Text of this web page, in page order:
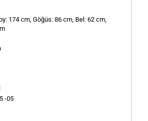
174 cm, Göğüs: 86 cm, Bel: 62 cm,
-05